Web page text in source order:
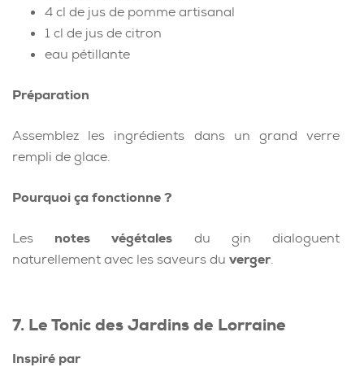
4 cl de jus de pomme artisanal
1 cl de jus de citron
eau pétillante
Préparation
Assemblez les ingrédients dans un grand verre
rempli de glace.
Pourquoi ça fonctionne ?
Les notes végétales du gin dialoguent
naturellement avec les saveurs du verger.
7. Le Tonic des Jardins de Lorraine
Inspiré par